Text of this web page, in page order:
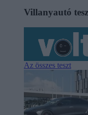
Villanyautó
Az összes teszt